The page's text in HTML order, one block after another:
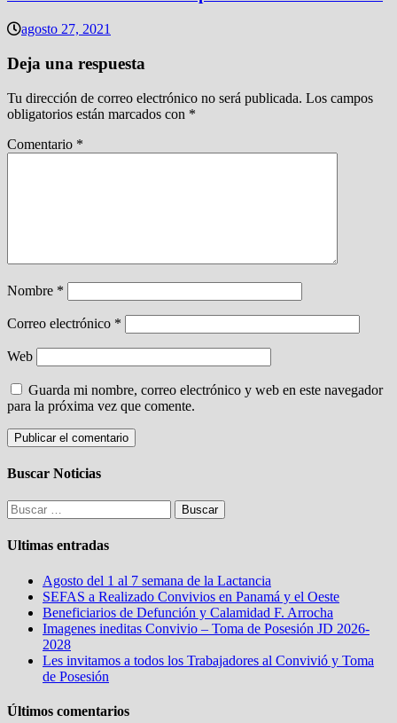
agosto 27, 2021
Deja una respuesta
Tu dirección de correo electrónico no será publicada. Los campos
obligatorios están marcados con *
Comentario *
Nombre *
Correo electrónico *
Web
Guarda mi nombre, correo electrónico y web en este navegador
para la próxima vez que comente.
Buscar Noticias
Buscar:
Ultimas entradas
Agosto del 1 al 7 semana de la Lactancia
SEFAS a Realizado Convivios en Panamá y el Oeste
Beneficiarios de Defunción y Calamidad F. Arrocha
Imagenes ineditas Convivio – Toma de Posesión JD 2026-
2028
Les invitamos a todos los Trabajadores al Convivió y Toma
de Posesión
Últimos comentarios